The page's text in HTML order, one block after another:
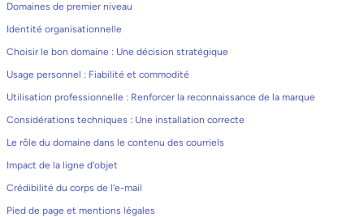
Domaines de premier niveau
Identité organisationnelle
Choisir le bon domaine : Une décision stratégique
Usage personnel : Fiabilité et commodité
Utilisation professionnelle : Renforcer la reconnaissance de la marque
Considérations techniques : Une installation correcte
Le rôle du domaine dans le contenu des courriels
Impact de la ligne d’objet
Crédibilité du corps de l’e-mail
Pied de page et mentions légales